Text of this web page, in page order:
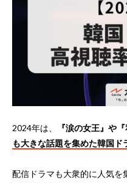
2024年は、 『涙の女王』や
も大きな話題を集めた韓国ド
配信ドラマも大衆的に人気を